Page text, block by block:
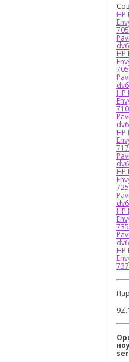
HP
HP
HP
HP
HP
HP
HP